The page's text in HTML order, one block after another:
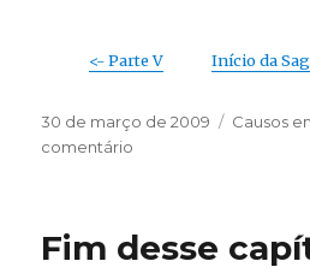
<- Parte V Início da
Publicado
em
30 de março de 2009 Causos
comentário
V,5
Fim desse